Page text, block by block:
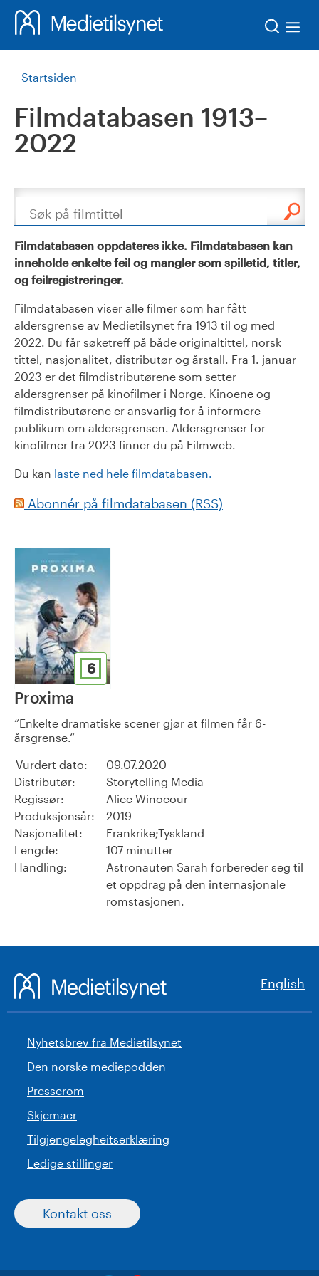
Startsiden
Filmdatabasen 1913–
2022
Søk
Filmdatabasen oppdateres ikke. Filmdatabasen kan
inneholde enkelte feil og mangler som spilletid, titler,
og feilregistreringer.
Filmdatabasen viser alle filmer som har fått
aldersgrense av Medietilsynet fra 1913 til og med
2022. Du får søketreff på både originaltittel, norsk
tittel, nasjonalitet, distributør og årstall. Fra 1. januar
2023 er det filmdistributørene som setter
aldersgrenser på kinofilmer i Norge. Kinoene og
filmdistributørene er ansvarlig for å informere
publikum om aldersgrensen. Aldersgrenser for
kinofilmer fra 2023 finner du på Filmweb.
Du kan laste ned hele filmdatabasen.
Abonnér på filmdatabasen (RSS)
6
Proxima
Enkelte dramatiske scener gjør at filmen får 6-
årsgrense.
Vurdert dato:
09.07.2020
Distributør:
Storytelling Media
Regissør:
Alice Winocour
Produksjonsår:
2019
Nasjonalitet:
Frankrike;Tyskland
Lengde:
107 minutter
Handling:
Astronauten Sarah forbereder seg til
et oppdrag på den internasjonale
romstasjonen.
English
Nyhetsbrev fra Medietilsynet
Den norske mediepodden
Presserom
Skjemaer
Tilgjengelegheitserklæring
Ledige stillinger
Kontakt oss